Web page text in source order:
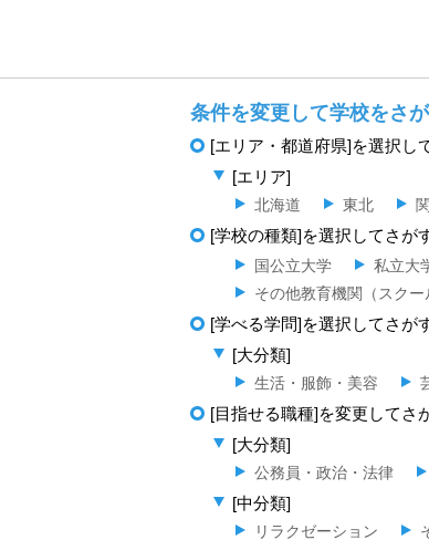
条件を変更して学校をさ
[エリア・都道府県]を選択し
[エリア]
北海道 東北
[学校の種類]を選択してさが
国公立大学 私立大
その他教育機関（スクー
[学べる学問]を選択してさが
[大分類]
生活・服飾・美容
[目指せる職種]を変更してさ
[大分類]
公務員・政治・法律
[中分類]
リラクゼーション